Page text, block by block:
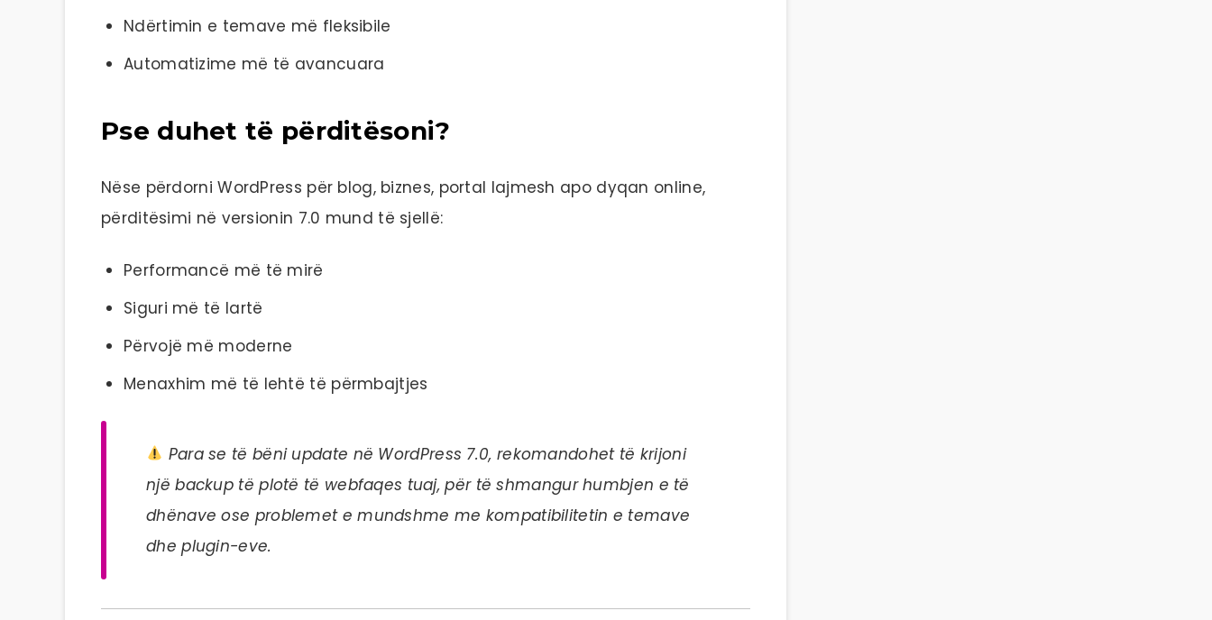
Ndërtimin e temave më fleksibile
Automatizime më të avancuara
Pse duhet të përditësoni?
Nëse përdorni WordPress për blog, biznes, portal lajmesh apo dyqan online,
përditësimi në versionin 7.0 mund të sjellë:
Performancë më të mirë
Siguri më të lartë
Përvojë më moderne
Menaxhim më të lehtë të përmbajtjes
Para se të bëni update në WordPress 7.0, rekomandohet të krijoni
një backup të plotë të webfaqes tuaj, për të shmangur humbjen e të
dhënave ose problemet e mundshme me kompatibilitetin e temave
dhe plugin-eve.